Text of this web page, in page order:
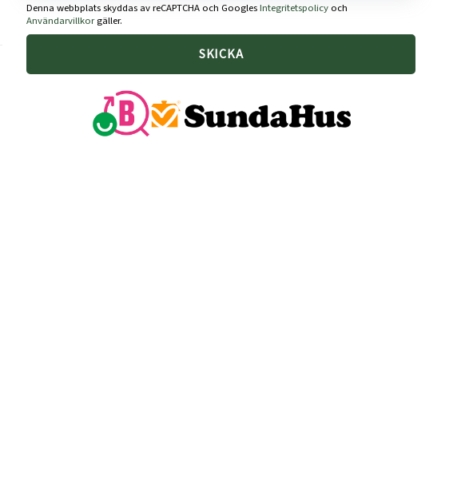
Denna webbplats skyddas av reCAPTCHA och GooglesIntegritetspolicy och
Användarvillkorgäller.